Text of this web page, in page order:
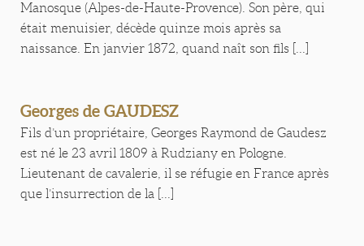
Manosque (Alpes-de-Haute-Provence). Son père, qui
était menuisier, décède quinze mois après sa
naissance. En janvier 1872, quand naît son fils [...]
Georges de GAUDESZ
Fils d’un propriétaire, Georges Raymond de Gaudesz
est né le 23 avril 1809 à Rudziany en Pologne.
Lieutenant de cavalerie, il se réfugie en France après
que l’insurrection de la [...]